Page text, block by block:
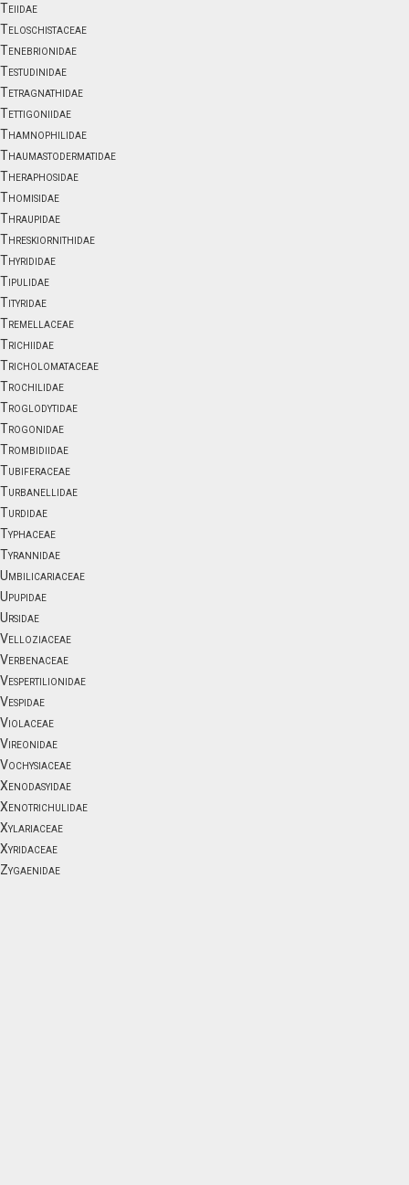
Teiidae
Teloschistaceae
Tenebrionidae
Testudinidae
Tetragnathidae
Tettigoniidae
Thamnophilidae
Thaumastodermatidae
Theraphosidae
Thomisidae
Thraupidae
Threskiornithidae
Thyrididae
Tipulidae
Tityridae
Tremellaceae
Trichiidae
Tricholomataceae
Trochilidae
Troglodytidae
Trogonidae
Trombidiidae
Tubiferaceae
Turbanellidae
Turdidae
Typhaceae
Tyrannidae
Umbilicariaceae
Upupidae
Ursidae
Velloziaceae
Verbenaceae
Vespertilionidae
Vespidae
Violaceae
Vireonidae
Vochysiaceae
Xenodasyidae
Xenotrichulidae
Xylariaceae
Xyridaceae
Zygaenidae